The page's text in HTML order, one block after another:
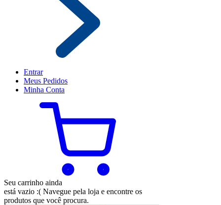
Entrar
Meus Pedidos
Minha Conta
Seu carrinho ainda
está vazio :( Navegue pela loja e encontre os
produtos que você procura.